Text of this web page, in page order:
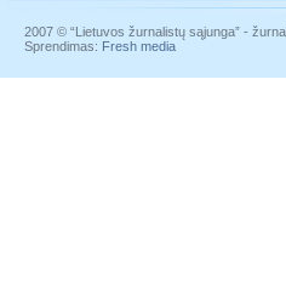
2007 © “Lietuvos žurnalistų sąjunga” -
Sprendimas: Fresh media